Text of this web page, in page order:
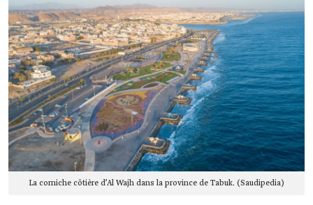
La corniche côtière d’Al Wajh dans la province de Tabuk. (Saudipedia)